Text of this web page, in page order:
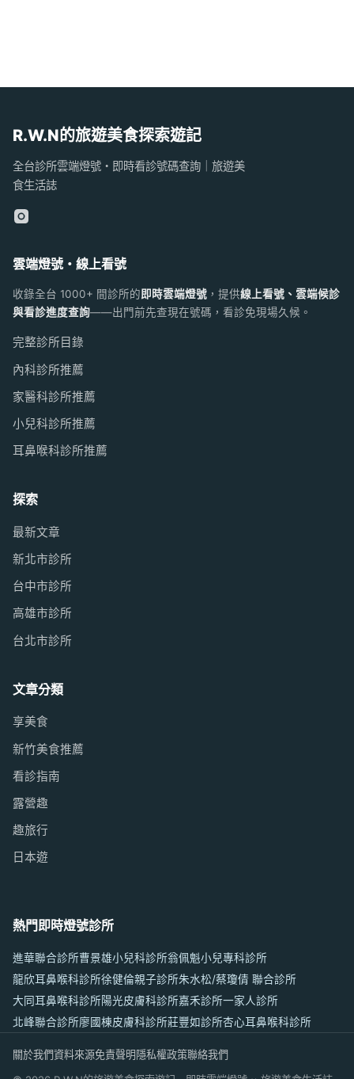
R.W.N的旅遊美食探索遊記
全台診所雲端燈號・即時看診號碼查詢｜旅遊美
食生活誌
雲端燈號・線上看號
收錄全台 1000+ 間診所的即時雲端燈號 ，提供線上看號、雲端候診
與看診進度查詢——出門前先查現在號碼，看診免現場久候。
完整診所目錄
內科診所推薦
家醫科診所推薦
小兒科診所推薦
耳鼻喉科診所推薦
探索
最新文章
新北市診所
台中市診所
高雄市診所
台北市診所
文章分類
享美食
新竹美食推薦
看診指南
露營趣
趣旅行
日本遊
熱門即時燈號診所
進華聯合診所曹景雄小兒科診所翁佩魁小兒專科診所
龍欣耳鼻喉科診所徐健倫親子診所朱水松/蔡瓊倩 聯合診所
大同耳鼻喉科診所陽光皮膚科診所嘉禾診所一家人診所
北峰聯合診所廖國棟皮膚科診所莊豐如診所杏心耳鼻喉科診所
關於我們資料來源免責聲明隱私權政策聯絡我們